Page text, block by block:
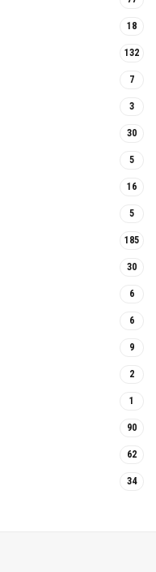
18
132
7
3
30
5
16
5
185
30
6
6
9
2
1
90
62
34